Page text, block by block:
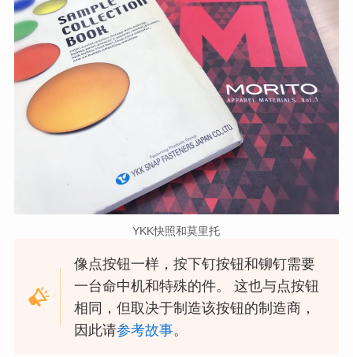
YKK快照和莫里托
像点按钮一样，按下钉按钮和铆钉需要
一台命中机和特殊的件。 这也与点按钮
相同，但取决于制造该按钮的制造商，
因此请参考故事。